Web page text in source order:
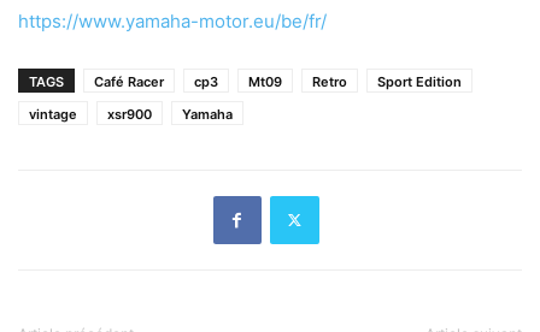
https://www.yamaha-motor.eu/be/fr/
TAGS Café Racer cp3 Mt09 Retro
Sport Edition
vintage
xsr900 Yamaha